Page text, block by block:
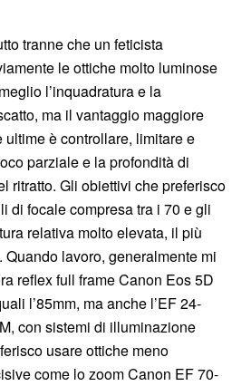
tranne che un feticista
le ottiche molto luminose
l’inquadratura e la
ma il vantaggio maggiore
ultime è controllare, limitare e
parziale e la profondità di
ritratto. Gli obiettivi che preferisco
di focale compresa tra i 70 e gli
relativa molto elevata, il più
lavoro, generalmente mi
reflex full frame Canon Eos 5D
l’85mm, ma anche l’EF 24-
con sistemi di illuminazione
usare ottiche meno
come lo zoom Canon EF 70-